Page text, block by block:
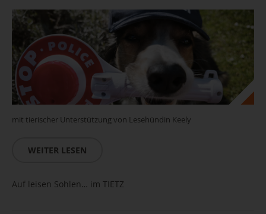
mit tierischer Unterstützung von Lesehündin Keely
WEITER LESEN
Auf leisen Sohlen… im TIETZ